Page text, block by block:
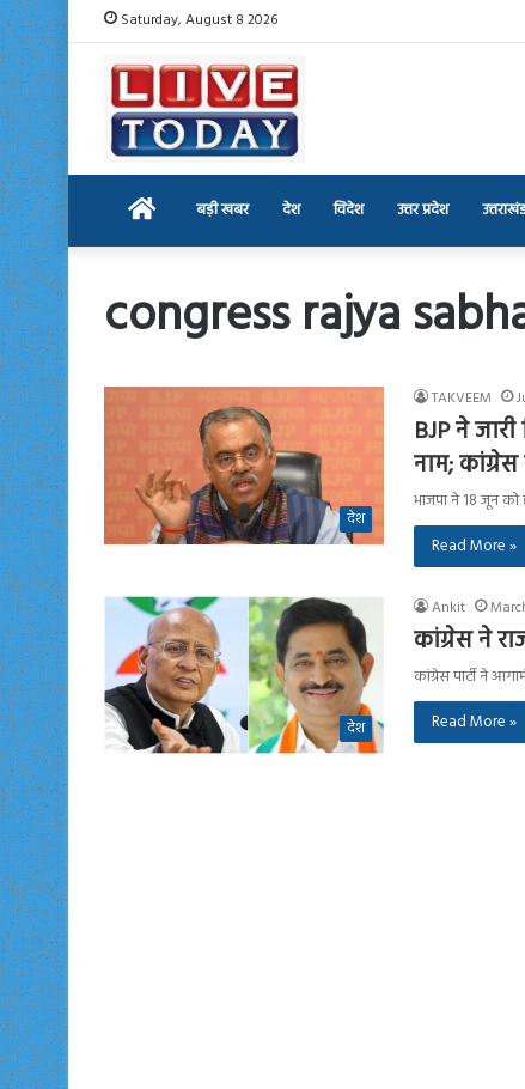
Saturday, August 8 2026
Home बड़ी खबर देश विदेश उत्तर प्रदेश
congress rajya
देश
TAKVEEM
BJP ने
नाम;
भाजपा ने 18 जून को
Read More »
देश
Ankit
कांग्रेस ने
कांग्रेस पार्टी ने
Read More »